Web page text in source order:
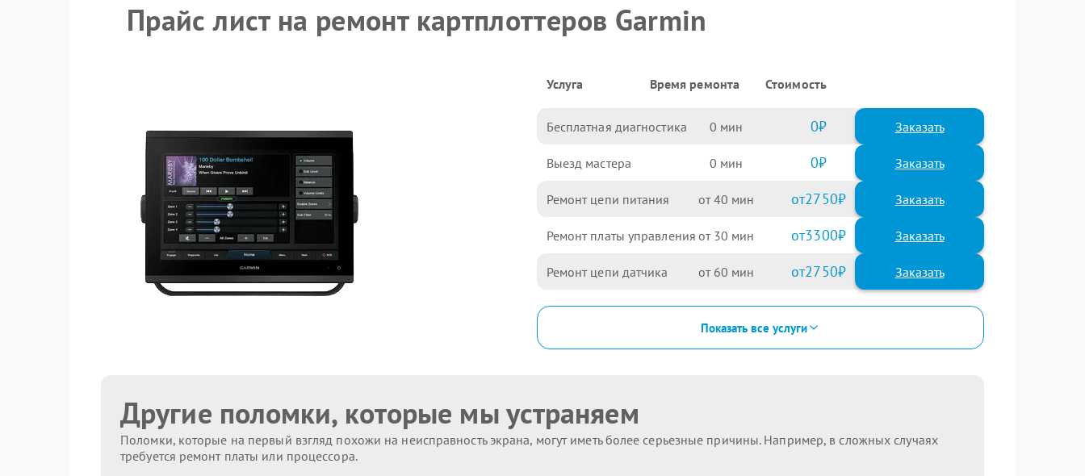
Прайс лист на ремонт картплоттеров Garmin
Услуга Время ремонта Стоимость
Бесплатная диагностика 0 0 Заказать
Выезд мастера 0 0 Заказать
Ремонт цепи питания 40 2750
Ремонт платы управления 30 3300
Ремонт цепи датчика 60 2750
Показать все услуги
Другие поломки, которые мы устраняем
Поломки, которые на первый взгляд похожи на неисправность экрана, могут иметь более серьезные причины. Например, в сложных случаях
требуется ремонт платы или процессора.